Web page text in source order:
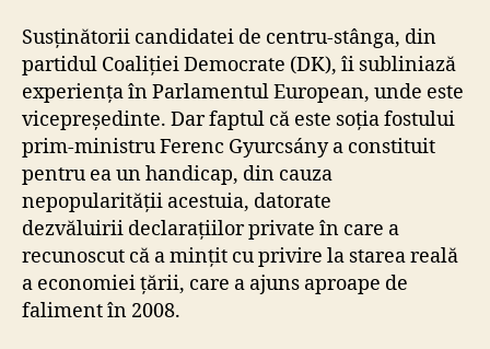
Susținătorii candidatei de centru-stânga, din
partidul Coaliției Democrate (DK), îi subliniază
experiența în Parlamentul European, unde este
vicepreședinte. Dar faptul că este soția fostului
prim-ministru Ferenc Gyurcsány a constituit
pentru ea un handicap, din cauza
nepopularității acestuia, datorate
dezvăluirii declarațiilor private în care a
recunoscut că a mințit cu privire la starea reală
a economiei țării, care a ajuns aproape de
faliment în 2008.